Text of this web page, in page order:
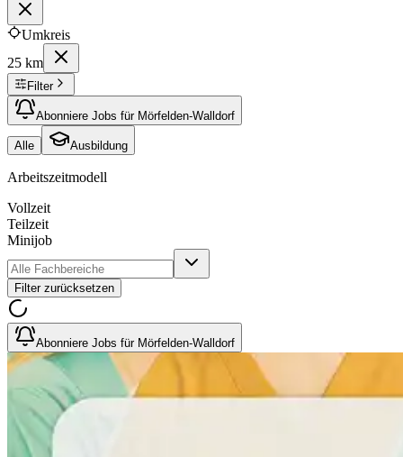
Umkreis
25 km
Filter
Abonniere Jobs für Mörfelden-Walldorf
Alle Ausbildung
Arbeitszeitmodell
Vollzeit
Teilzeit
Minijob
Filter zurücksetzen
Abonniere Jobs für Mörfelden-Walldorf